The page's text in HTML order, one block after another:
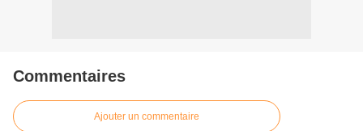
Commentaires
Ajouter un commentaire